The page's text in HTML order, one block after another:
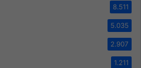
8.511
5.035
2.907
1.211